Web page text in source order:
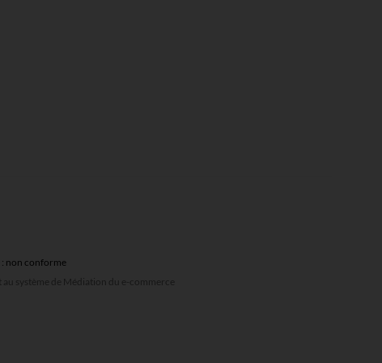
non conforme
système de Médiation du e-commerce